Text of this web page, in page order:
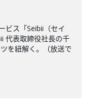
ビス「Seibii（セイ
代表取締役社長の千
を紐解く。（放送で